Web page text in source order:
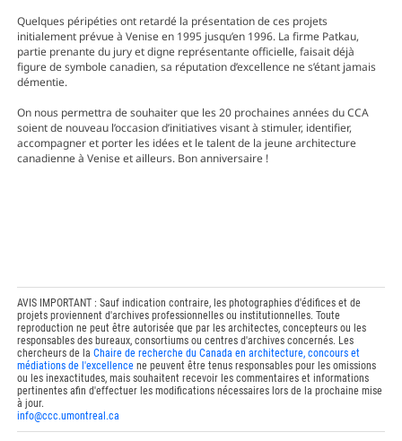
Quelques péripéties ont retardé la présentation de ces projets
initialement prévue à Venise en 1995 jusqu’en 1996. La firme Patkau,
partie prenante du jury et digne représentante officielle, faisait déjà
figure de symbole canadien, sa réputation d’excellence ne s’étant jamais
démentie.
On nous permettra de souhaiter que les 20 prochaines années du CCA
soient de nouveau l’occasion d’initiatives visant à stimuler, identifier,
accompagner et porter les idées et le talent de la jeune architecture
canadienne à Venise et ailleurs. Bon anniversaire !
AVIS IMPORTANT : Sauf indication contraire, les photographies d'édifices et de
projets proviennent d'archives professionnelles ou institutionnelles. Toute
reproduction ne peut être autorisée que par les architectes, concepteurs ou les
responsables des bureaux, consortiums ou centres d'archives concernés. Les
chercheurs de la Chaire de recherche du Canada en architecture, concours et
médiations de l'excellencene peuvent être tenus responsables pour les omissions
ou les inexactitudes, mais souhaitent recevoir les commentaires et informations
pertinentes afin d'effectuer les modifications nécessaires lors de la prochaine mise
à jour.
info@ccc.umontreal.ca